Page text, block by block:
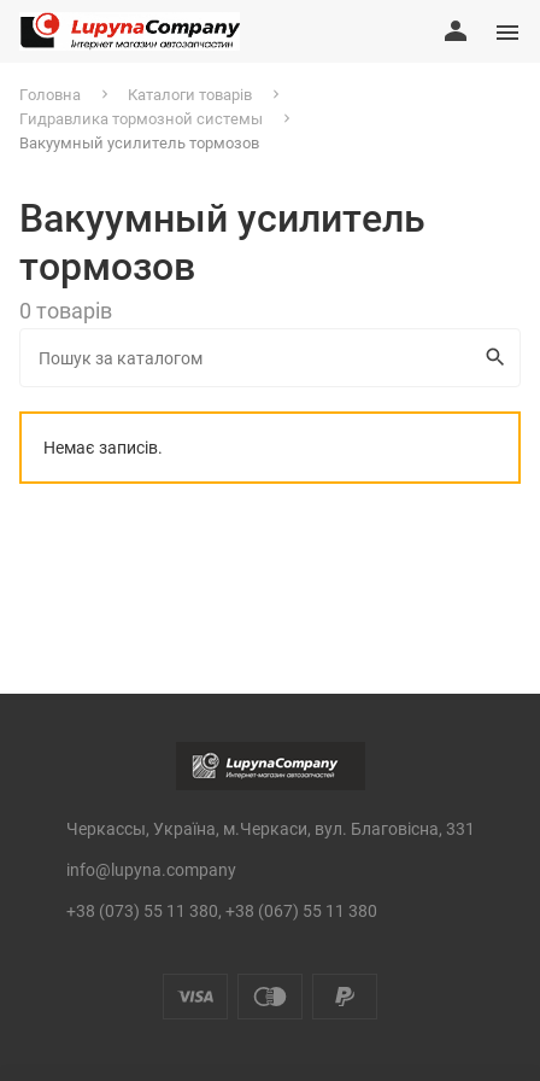
Головна
Каталоги товарів
Гидравлика тормозной системы
Вакуумный усилитель тормозов
Вакуумный усилитель
тормозов
0 товарів
Немає записів.
Черкассы, Україна, м.Черкаси, вул. Благовісна, 331
info@lupyna.company
+38 (073) 55 11 380, +38 (067) 55 11 380